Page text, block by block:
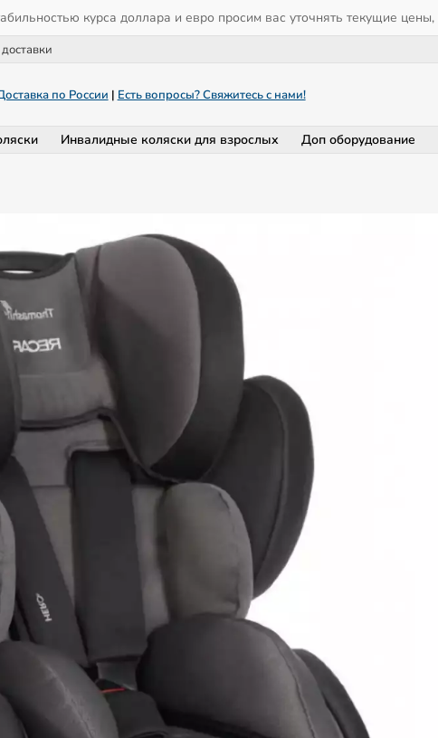
курса доллара и евро просим вас уточнять текущие
по России | Есть вопросы? Свяжитесь с нами!
Инвалидные коляски для взрослых Доп оборудование